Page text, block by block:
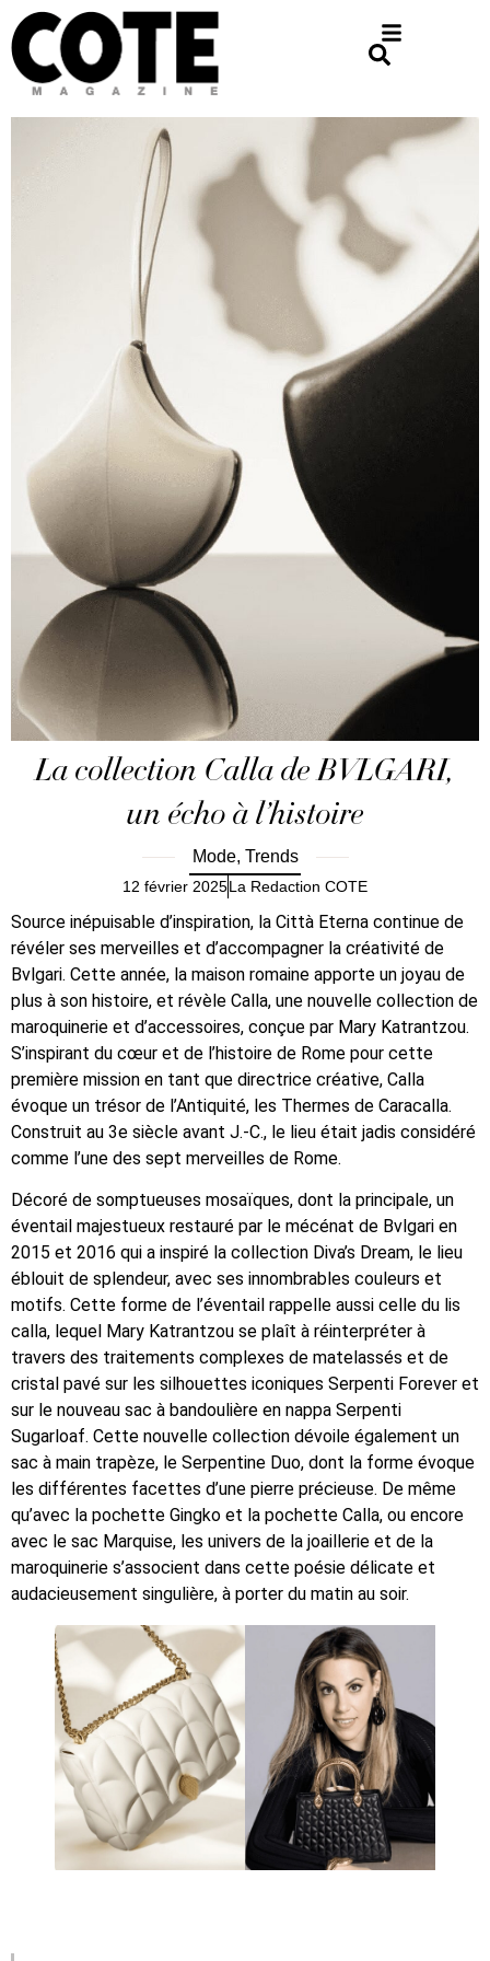
La collection Calla de BVLGARI,
un écho à l’histoire
Mode, Trends
12 février 2025La Redaction COTE
Source inépuisable d’inspiration, la Città Eterna continue de
révéler ses merveilles et d’accompagner la créativité de
Bvlgari. Cette année, la maison romaine apporte un joyau de
plus à son histoire, et révèle Calla, une nouvelle collection de
maroquinerie et d’accessoires, conçue par Mary Katrantzou.
S’inspirant du cœur et de l’histoire de Rome pour cette
première mission en tant que directrice créative, Calla
évoque un trésor de l’Antiquité, les Thermes de Caracalla.
Construit au 3e siècle avant J.-C., le lieu était jadis considéré
comme l’une des sept merveilles de Rome.
Décoré de somptueuses mosaïques, dont la principale, un
éventail majestueux restauré par le mécénat de Bvlgari en
2015 et 2016 qui a inspiré la collection Diva’s Dream, le lieu
éblouit de splendeur, avec ses innombrables couleurs et
motifs. Cette forme de l’éventail rappelle aussi celle du lis
calla, lequel Mary Katrantzou se plaît à réinterpréter à
travers des traitements complexes de matelassés et de
cristal pavé sur les silhouettes iconiques Serpenti Forever et
sur le nouveau sac à bandoulière en nappa Serpenti
Sugarloaf. Cette nouvelle collection dévoile également un
sac à main trapèze, le Serpentine Duo, dont la forme évoque
les différentes facettes d’une pierre précieuse. De même
qu’avec la pochette Gingko et la pochette Calla, ou encore
avec le sac Marquise, les univers de la joaillerie et de la
maroquinerie s’associent dans cette poésie délicate et
audacieusement singulière, à porter du matin au soir.